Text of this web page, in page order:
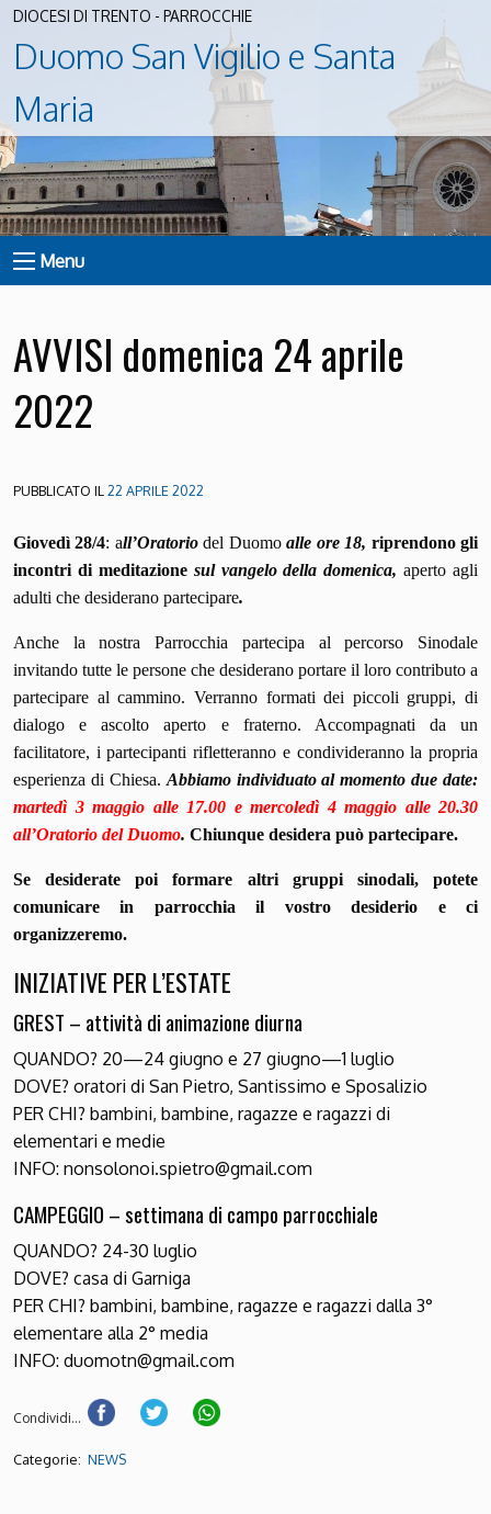
DIOCESI DI TRENTO - PARROCCHIE
Duomo San Vigilio e Santa
Maria
Menu
AVVISI domenica 24 aprile
2022
PUBBLICATO IL22 APRILE 2022
Giovedì 28/4: all’Oratoriodel Duomoalle ore 18, riprendono gli
incontri di meditazione sul vangelo della domenica,aperto agli
adulti che desiderano partecipare.
Anche la nostra Parrocchia partecipa al percorso Sinodale
invitando tutte le persone che desiderano portare il loro contributo a
partecipare al cammino. Verranno formati dei piccoli gruppi, di
dialogo e ascolto aperto e fraterno. Accompagnati da un
facilitatore, i partecipanti rifletteranno e condivideranno la propria
esperienza di Chiesa. Abbiamo individuato al momento due date:
martedì 3 maggio alle 17.00 e mercoledì 4 maggio alle 20.30
all’Oratorio del Duomo. Chiunque desidera può partecipare.
Se desiderate poi formare altri gruppi sinodali, potete
comunicare in parrocchia il vostro desiderio e ci
organizzeremo.
INIZIATIVE PER L’ESTATE
GREST – attività di animazione diurna
QUANDO? 20—24 giugno e 27 giugno—1 luglio
DOVE? oratori di San Pietro, Santissimo e Sposalizio
PER CHI? bambini, bambine, ragazze e ragazzi di
elementari e medie
INFO: nonsolonoi.spietro@gmail.com
CAMPEGGIO – settimana di campo parrocchiale
QUANDO? 24-30 luglio
DOVE? casa di Garniga
PER CHI? bambini, bambine, ragazze e ragazzi dalla 3°
elementare alla 2° media
INFO: duomotn@gmail.com
Condividi...
Categorie: NEWS